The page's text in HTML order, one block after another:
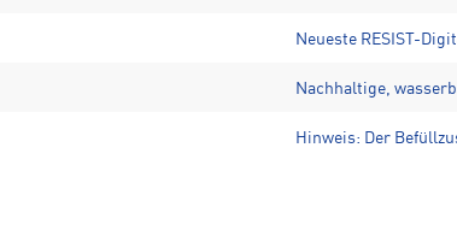
Neueste RESIST-
Nachhaltige,
Hinweis: Der